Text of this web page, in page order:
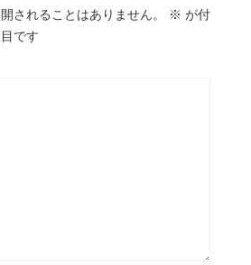
されることはありません。 ※ が付
です